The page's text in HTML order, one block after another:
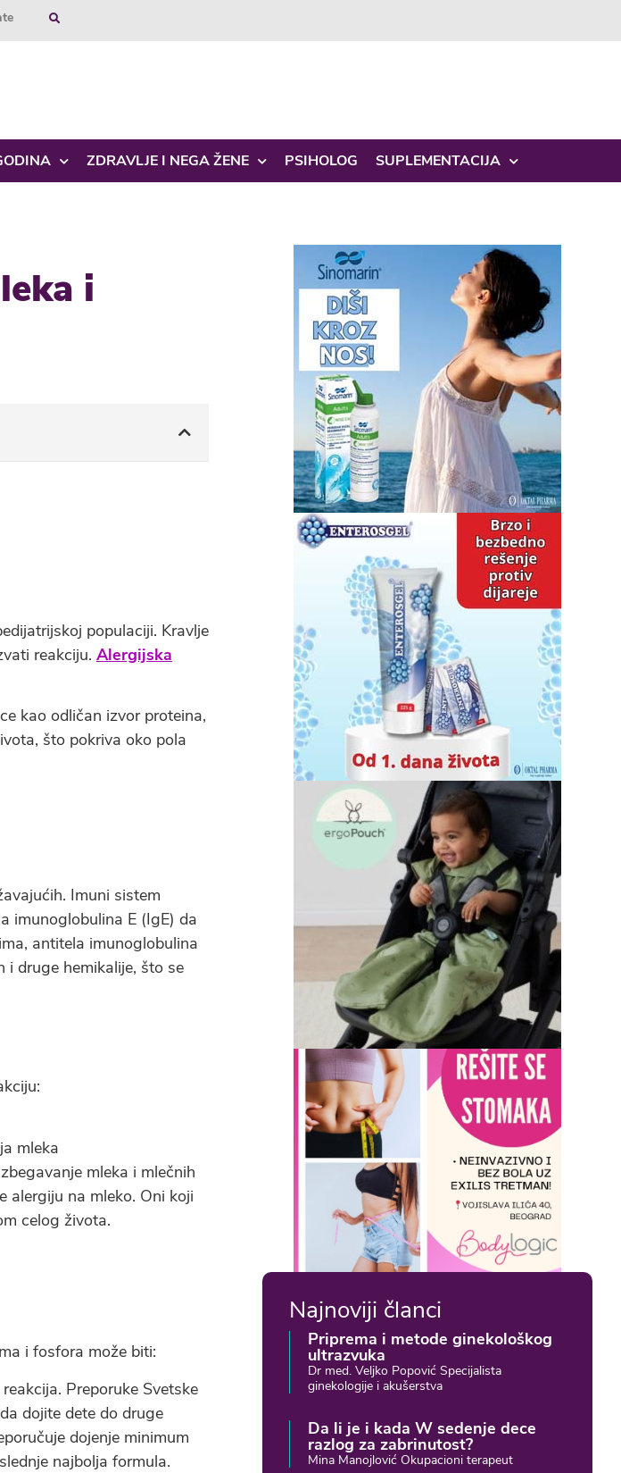
ZDRAVLJE I NEGA ŽENE PSIHOLOG SUPLEMENTACIJA
i
populaciji. Kravlje
reakciju. Alergijska
kao odličan izvor proteina,
što pokriva oko pola
Imuni sistem
imunoglobulina E (IgE) da
antitela imunoglobulina
i druge hemikalije, što se
mleka
mleka i mlečnih
alergiju na mleko. Oni koji
celog života.
i fosfora može biti:
Preporuke Svetske
dojite dete do druge
dojenje minimum
najbolja formula.
Najnoviji članci
Priprema i metode ginekološkog
ultrazvuka
Dr med. Veljko Popović Specijalista
ginekologije i akušerstva
Da li je i kada W sedenje dece
razlog za zabrinutost?
Mina Manojlović Okupacioni terapeut